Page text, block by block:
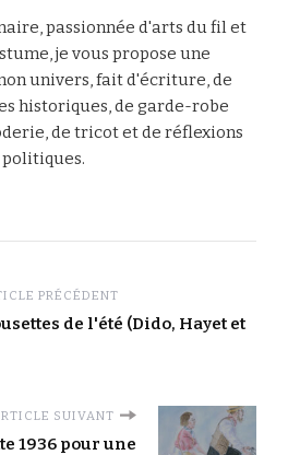
passionnée d'arts du fil et
je vous propose une
univers, fait d'écriture, de
historiques, de garde-robe
de tricot et de réflexions
politiques.
PRÉCÉDENT
de l'été (Dido, Hayet et
SUIVANT
1936 pour une